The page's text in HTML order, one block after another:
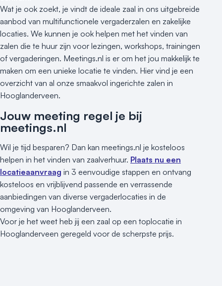
Wat je ook zoekt, je vindt de ideale zaal in ons uitgebreide
aanbod van multifunctionele vergaderzalen en zakelijke
locaties. We kunnen je ook helpen met het vinden van
zalen die te huur zijn voor lezingen, workshops, trainingen
of vergaderingen. Meetings.nl is er om het jou makkelijk te
maken om een unieke locatie te vinden. Hier vind je een
overzicht van al onze smaakvol ingerichte zalen in
Hooglanderveen.
Jouw meeting regel je bij
meetings.nl
Wil je tijd besparen? Dan kan meetings.nl je kosteloos
helpen in het vinden van zaalverhuur. Plaats nu een
locatieaanvraag in 3 eenvoudige stappen en ontvang
kosteloos en vrijblijvend passende en verrassende
aanbiedingen van diverse vergaderlocaties in de
omgeving van Hooglanderveen.
Voor je het weet heb jij een zaal op een toplocatie in
Hooglanderveen geregeld voor de scherpste prijs.